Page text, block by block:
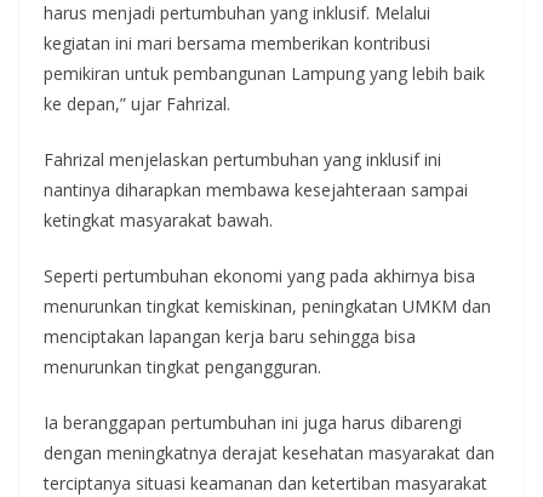
harus menjadi pertumbuhan yang inklusif. Melalui
kegiatan ini mari bersama memberikan kontribusi
pemikiran untuk pembangunan Lampung yang lebih baik
ke depan,” ujar Fahrizal.
Fahrizal menjelaskan pertumbuhan yang inklusif ini
nantinya diharapkan membawa kesejahteraan sampai
ketingkat masyarakat bawah.
Seperti pertumbuhan ekonomi yang pada akhirnya bisa
menurunkan tingkat kemiskinan, peningkatan UMKM dan
menciptakan lapangan kerja baru sehingga bisa
menurunkan tingkat pengangguran.
Ia beranggapan pertumbuhan ini juga harus dibarengi
dengan meningkatnya derajat kesehatan masyarakat dan
terciptanya situasi keamanan dan ketertiban masyarakat